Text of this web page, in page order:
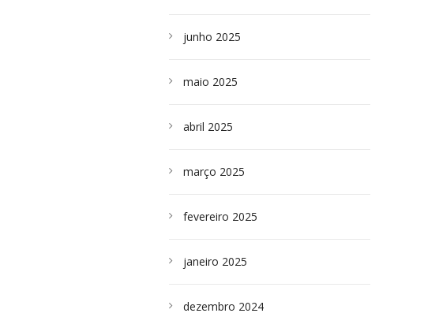
junho 2025
maio 2025
abril 2025
março 2025
fevereiro 2025
janeiro 2025
dezembro 2024